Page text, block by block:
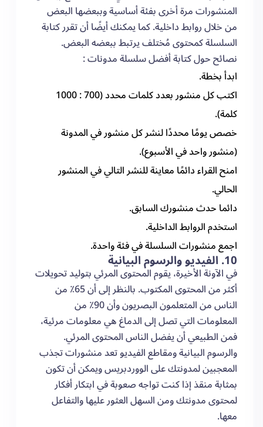
المنشورات مرة أخرى بفئة أساسية وببعضها البعض
من خلال روابط داخلية. كما يمكنك أيضًا أن تقرر كتابة
السلسلة كمحتوى مُختلف يرتبط ببعضه البعض.
نصائح حول كتابة أفضل سلسلة مدونات :
ابدأ بخطة.
اكتب كل منشور بعدد كلمات محدد (700 : 1000
كلمة).
خصص يومًا محددًا لنشر كل منشور في المدونة
(منشور واحد في الأسبوع).
امنح القراء دائمًا معاينة للنشر التالي في المنشور
الحالي.
دائما حدث منشورك السابق.
استخدم الروابط الداخلية.
اجمع منشورات السلسلة في فئة واحدة.
10. الفيديو والرسوم البيانية
في الآونة الأخيرة، يقوم المحتوى المرئي بتوليد تحويلات
أكثر من المحتوى المكتوب. بالنظر إلى أن 65٪ من
الناس من المتعلمون البصريون وأن 90٪ من
المعلومات التي تصل إلى الدماغ هي معلومات مرئية،
فمن الطبيعي أن يفضل الناس المحتوى المرئي.
والرسوم البيانية ومقاطع الفيديو تعد منشورات تجذب
المعجبين لمدونتك على الووردبريس ويمكن أن تكون
بمثابة منقذ إذا كنت تواجه صعوبة في ابتكار أفكار
لمحتوى مدونتك ومن السهل العثور عليها والتفاعل
معها.